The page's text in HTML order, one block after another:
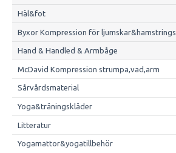
Häl&fot
Byxor Kompression för ljumskar&hamstrings
Hand & Handled & Armbåge
McDavid Kompression strumpa,vad,arm
Sårvårdsmaterial
Yoga&träningskläder
Litteratur
Yogamattor&yogatillbehör